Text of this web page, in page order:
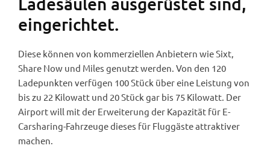
eingerichtet.
Diese können von kommerziellen Anbietern wie Sixt,
Share Now und Miles genutzt werden. Von den 120
Ladepunkten verfügen 100 Stück über eine Leistung von
bis zu 22 Kilowatt und 20 Stück gar bis 75 Kilowatt. Der
Airport will mit der Erweiterung der Kapazität für E-
Carsharing-Fahrzeuge dieses für Fluggäste attraktiver
machen.